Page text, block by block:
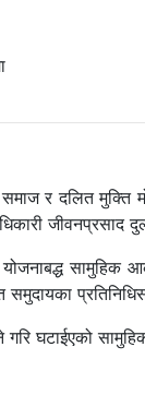
र दलित मुक्ति
जीवनप्रसाद
सामुहिक
समुदायका
घटाईएको